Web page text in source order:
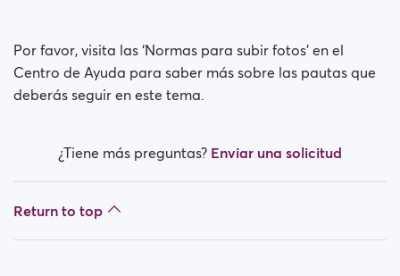
Por favor, visita las ‘Normas para subir fotos’ en el
Centro de Ayuda para saber más sobre las pautas que
deberás seguir en este tema.
¿Tiene más preguntas? Enviar una solicitud
Return to top